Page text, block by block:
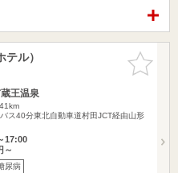
お気に入
りに追加
ル）
王温泉
ス40分東北自動車道村田JCT経由山形
17:00
～
尿病